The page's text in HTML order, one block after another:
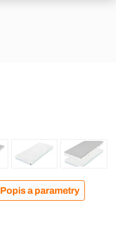
Popis a parametry